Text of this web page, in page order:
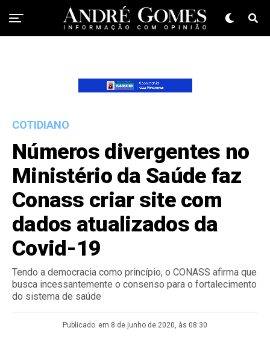
COTIDIANO
Números divergentes no
Ministério da Saúde faz
Conass criar site com
dados atualizados da
Covid-19
Tendo a democracia como princípio, o CONASS afirma que
busca incessantemente o consenso para o fortalecimento
do sistema de saúde
Publicado em 8 de junho de 2020, às 08:30